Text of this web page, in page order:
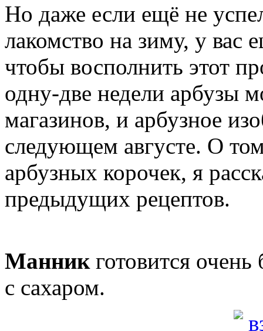
Но даже если ещё не
лакомство на зиму, у вас
чтобы восполнить этот
одну-две недели арбузы
магазинов, и арбузное
следующем августе. О
арбузных корочек, я
предыдущих рецептов.
Манник готовится
с сахаром.